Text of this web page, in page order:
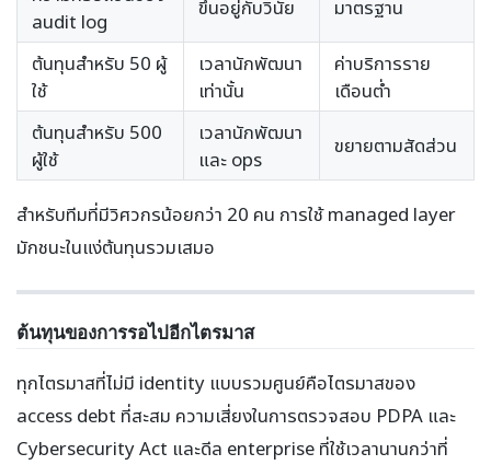
audit log
ขึ้นอยู่กับวินัย มาตรฐาน
ต้นทุนสำหรับ 50 ผู้
ใช้
เวลานักพัฒนา
เท่านั้น
ค่าบริการราย
เดือนต่ำ
ต้นทุนสำหรับ 500
ผู้ใช้
เวลานักพัฒนา
และ ops
ขยายตามสัดส่วน
สำหรับทีมที่มีวิศวกรน้อยกว่า 20 คน การใช้ managed layer
มักชนะในแง่ต้นทุนรวมเสมอ
ต้นทุนของการรอไปอีกไตรมาส
ทุกไตรมาสที่ไม่มี identity แบบรวมศูนย์คือไตรมาสของ
access debt ที่สะสม ความเสี่ยงในการตรวจสอบ PDPA และ
Cybersecurity Act และดีล enterprise ที่ใช้เวลานานกว่าที่